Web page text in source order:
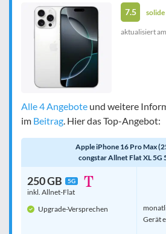
7.5 solide
aktualisiert am
Alle 4 Angebote und weitere
im Beitrag . Hier das Top-Angebot:
Apple iPhone 16 Pro Max
congstar Allnet Flat XL 5G
250 GB 5G
inkl. Allnet-Flat
Upgrade-Versprechen
Gerät